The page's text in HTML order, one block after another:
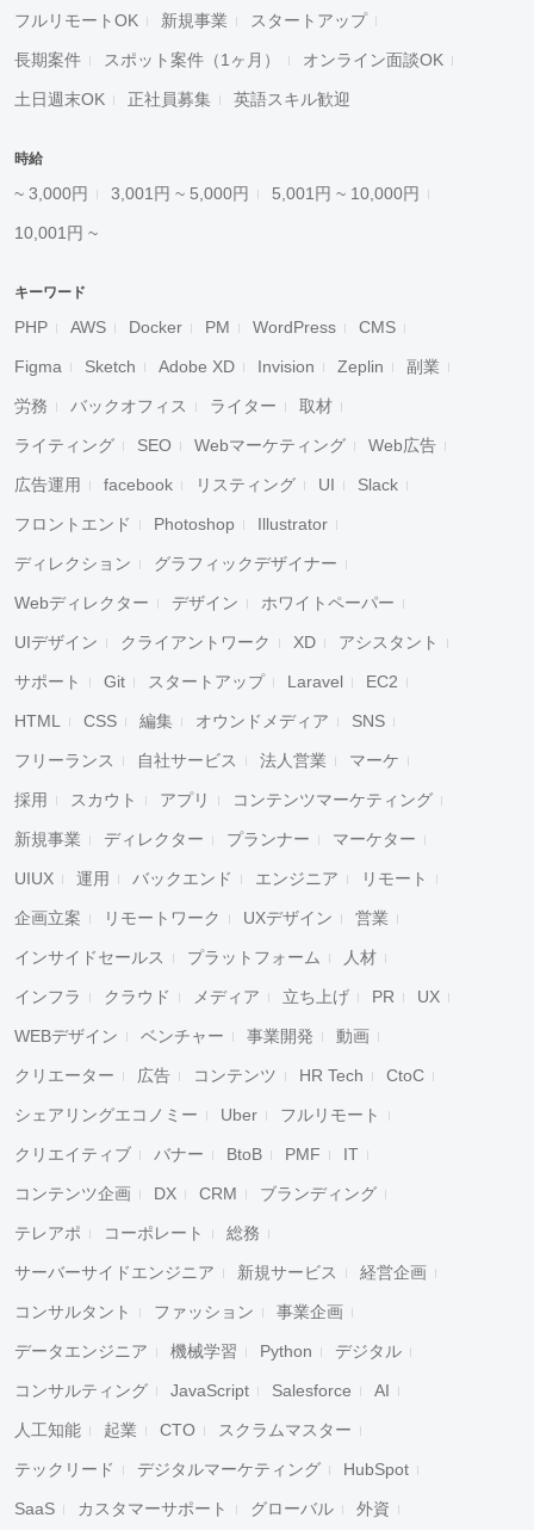
フルリモートOK 新規事業 スタートアップ
長期案件 スポット案件（1ヶ月） オンライン面談OK
土日週末OK 正社員募集 英語スキル歓迎
時給
~ 3,000円 3,001円 ~ 5,000円 5,001円 ~ 10,000円
10,001円 ~
キーワード
PHP AWS Docker PM WordPress CMS
Figma Sketch Adobe XD Invision Zeplin 副業
労務 バックオフィス ライター 取材
ライティング SEO Webマーケティング Web広告
広告運用 facebook リスティング UI Slack
フロントエンド Photoshop Illustrator
ディレクション グラフィックデザイナー
Webディレクター デザイン ホワイトペーパー
UIデザイン クライアントワーク XD アシスタント
サポート Git スタートアップ Laravel EC2
HTML CSS 編集 オウンドメディア SNS
フリーランス 自社サービス 法人営業 マーケ
採用 スカウト アプリ コンテンツマーケティング
新規事業 ディレクター プランナー マーケター
UIUX 運用 バックエンド エンジニア リモート
企画立案 リモートワーク UXデザイン 営業
インサイドセールス プラットフォーム 人材
インフラ クラウド メディア 立ち上げ PR UX
WEBデザイン ベンチャー 事業開発 動画
クリエーター 広告 コンテンツ HR Tech CtoC
シェアリングエコノミー Uber フルリモート
クリエイティブ バナー BtoB PMF IT
コンテンツ企画 DX CRM ブランディング
テレアポ コーポレート 総務
サーバーサイドエンジニア 新規サービス 経営企画
コンサルタント ファッション 事業企画
データエンジニア 機械学習 Python デジタル
コンサルティング JavaScript Salesforce AI
人工知能 起業 CTO スクラムマスター
テックリード デジタルマーケティング HubSpot
SaaS カスタマーサポート グローバル 外資